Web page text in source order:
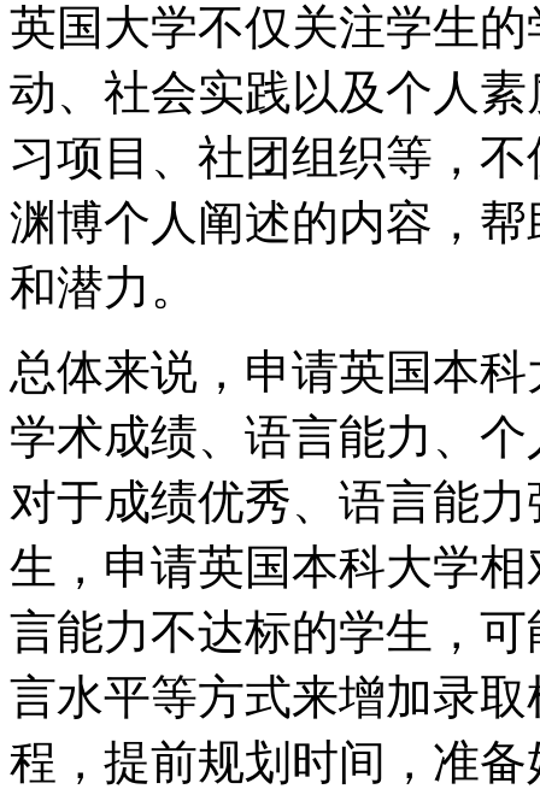
英国大学不仅关注学生
动、社会实践以及个人
习项目、社团组织等，
渊博个人阐述的内容，
和潜力。
总体来说，申请英国本
学术成绩、语言能力、
对于成绩优秀、语言能
生，申请英国本科大学
言能力不达标的学生，
言水平等方式来增加录
程，提前规划时间，准